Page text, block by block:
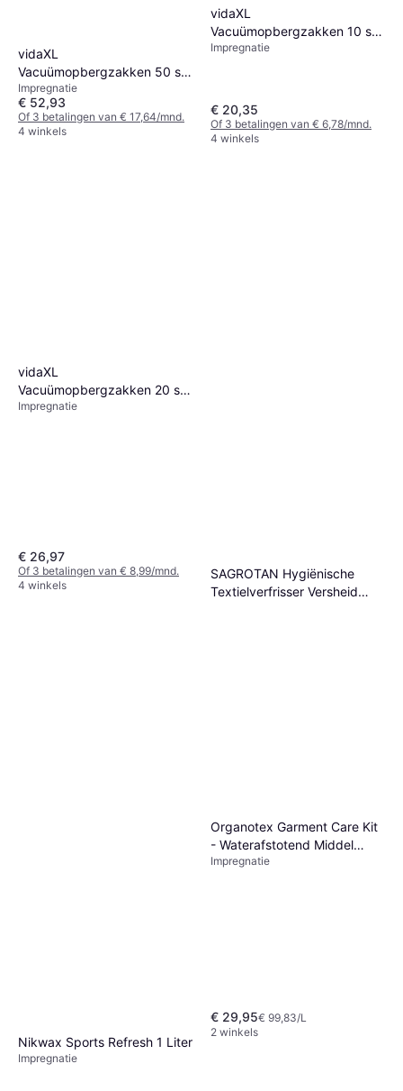
vidaXL
Vacuümopbergzakken 50 st
60x40 cm
Impregnatie
€ 52,93
Of 3 betalingen van € 17,64/mnd.
4 winkels
vidaXL
Vacuümopbergzakken 10 st
60x40 cm
Impregnatie
€ 20,35
Of 3 betalingen van € 6,78/mnd.
4 winkels
vidaXL
Vacuümopbergzakken 20 st
60x40 cm
Impregnatie
€ 26,97
Of 3 betalingen van € 8,99/mnd.
4 winkels
SAGROTAN Hygiënische
Textielverfrisser Versheid
Nikwax Sports Refresh 1 Liter
Impregnatie
Organotex Garment Care Kit
- Waterafstotend Middel
Wasmiddel
Impregnatie
€ 29,95€ 99,83/L
2 winkels